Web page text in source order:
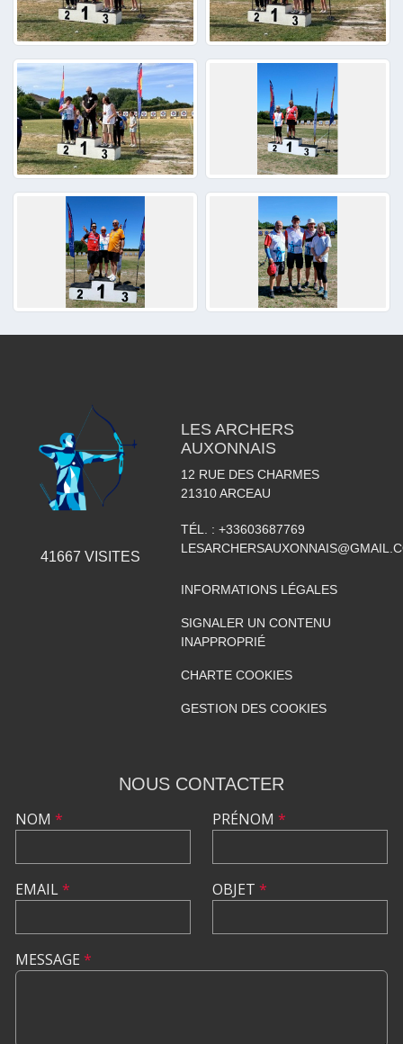
41667 VISITES
LES ARCHERS
AUXONNAIS
12 RUE DES CHARMES
21310 ARCEAU
TÉL. : +33603687769
INFORMATIONS LÉGALES
SIGNALER UN CONTENU
INAPPROPRIÉ
CHARTE COOKIES
GESTION DES COOKIES
NOUS CONTACTER
NOM *
EMAIL*
PRÉNOM *
OBJET *
MESSAGE *